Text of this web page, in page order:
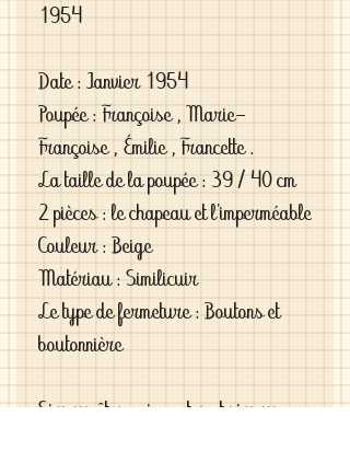
1954
Date : Janvier 1954
Poupée : Françoise , Marie-
Françoise , Émilie , Francette .
La taille de la poupée : 39 / 40 cm
2 pièces : le chapeau et l’imperméable
Couleur : Beige
Matériau : Similicuir
Le type de fermeture : Boutons et
boutonnière
Si vous êtes exigeantes et si vous